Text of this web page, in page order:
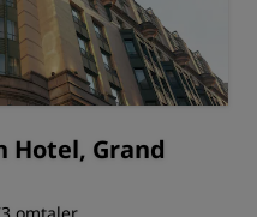
Hotel, Grand
omtaler